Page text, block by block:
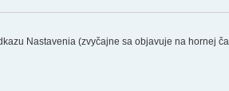
Nastavenia (zvyčajne sa objavuje na hornej